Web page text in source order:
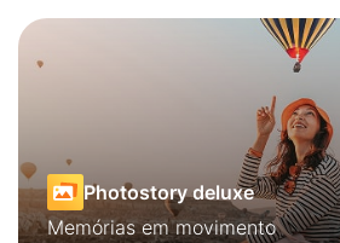
Photostory deluxe
Memórias em movimento